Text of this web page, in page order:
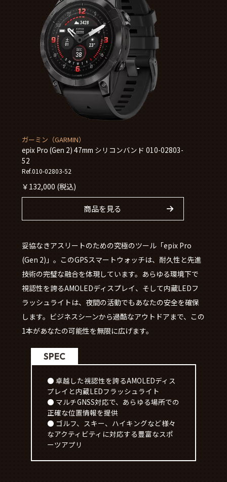
ガーミン（GARMIN）
epix Pro (Gen 2) 47mm シリコンバンド 010-02803-
52
Ref.010-02803-52
￥ 132,000 (税込)
商品を見る
妥協なきアスリートのための究極のツール「epix Pro
(Gen 2)」。このGPSスマートウォッチは、耐久性と先進
技術の完璧な融合を体現しています。あらゆる環境下で
視認性を誇るAMOLEDディスプレイ、そして内蔵LEDフ
ラッシュライトは、夜間の活動でもあなたの安全を確保
します。ビジネスシーンから過酷なアウトドアまで、この
1本があなたの可能性を無限に広げます。
SPEC
● 卓越した視認性を誇るAMOLEDディス
プレイと内蔵LEDフラッシュライト
● マルチGNSS対応で、あらゆる場所での
正確な位置情報を提供
● ゴルフ、スキー、ハイキングなど様々
なアクティビティに対応する豊富なスポ
ーツアプリ